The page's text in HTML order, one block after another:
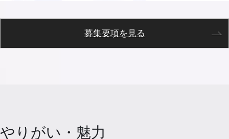
募集要項を見る
やりがい・魅力